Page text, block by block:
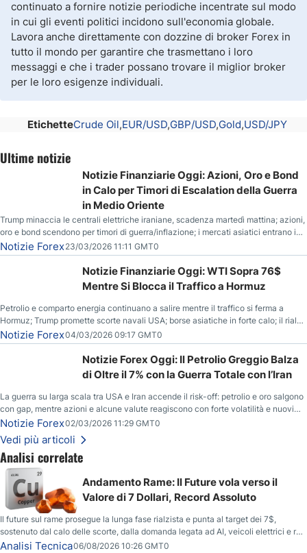
continuato a fornire notizie periodiche incentrate sul modo
in cui gli eventi politici incidono sull'economia globale.
Lavora anche direttamente con dozzine di broker Forex in
tutto il mondo per garantire che trasmettano i loro
messaggi e che i trader possano trovare il miglior broker
per le loro esigenze individuali.
EtichetteCrude Oil EUR/USD GBP/USD Gold USD/JPY
Ultime notizie
Notizie Finanziarie Oggi: Azioni, Oro e Bond
in Calo per Timori di Escalation della Guerra
in Medio Oriente
Trump minaccia le centrali elettriche iraniane, scadenza martedì mattina; azioni,
oro e bond scendono per timori di guerra/inflazione; i mercati asiatici entrano in
correzione; il petrolio greggio resta stabile.
Notizie Forex23/03/2026 11:11 GMT0
Notizie Finanziarie Oggi: WTI Sopra 76$
Mentre Si Blocca il Traffico a Hormuz
Petrolio e comparto energia continuano a salire mentre il traffico si ferma a
Hormuz; Trump promette scorte navali USA; borse asiatiche in forte calo; il rialzo
del gas naturale mette pressione all’euro.
Notizie Forex04/03/2026 09:17 GMT0
Notizie Forex Oggi: Il Petrolio Greggio Balza
di Oltre il 7% con la Guerra Totale con l’Iran
La guerra su larga scala tra USA e Iran accende il risk-off: petrolio e oro salgono
con gap, mentre azioni e alcune valute reagiscono con forte volatilità e nuovi
livelli da monitorare.
Notizie Forex02/03/2026 11:29 GMT0
Vedi più articoli
Analisi correlate
Andamento Rame: Il Future vola verso il
Valore di 7 Dollari, Record Assoluto
Il future sul rame prosegue la lunga fase rialzista e punta al target dei 7$,
sostenuto dal calo delle scorte, dalla domanda legata ad AI, veicoli elettrici e reti
energetiche, e dai timori di deficit produttivo dal 2028.
Analisi Tecnica06/08/2026 10:26 GMT0